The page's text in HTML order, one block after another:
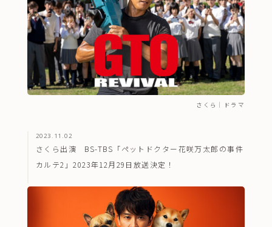
さくら ｜ ドラマ
2023.11.02
さくら出演 BS-TBS「ペットドクター花咲万太郎の事件
カルテ2」2023年12月29日放送決定！